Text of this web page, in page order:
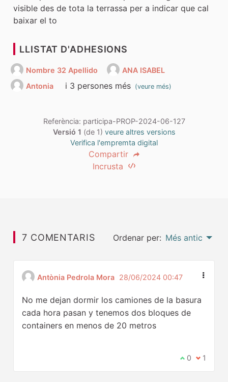
visible des de tota la terrassa per a indicar que cal
baixar el to
LLISTAT D'ADHESIONS
Nombre 32 Apellido
ANA ISABEL
Antonia
i 3 persones més (veure més)
Referència: participa-PROP-2024-06-127
Versió 1 (de 1) veure altres versions
Verifica l'empremta digital
Compartir
Incrusta
7 COMENTARIS Ordenar per: Més antic
Antònia Pedrola Mora 28/06/2024 00:47
No me dejan dormir los camiones de la basura
cada hora pasan y tenemos dos bloques de
containers en menos de 20 metros
Estic d'acord
0 No estic
1